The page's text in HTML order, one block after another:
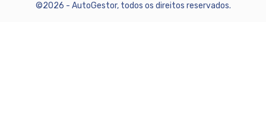
©2026 - AutoGestor, todos os direitos reservados.